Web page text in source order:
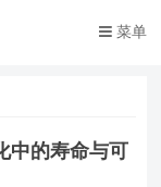
菜单
中的寿命与可